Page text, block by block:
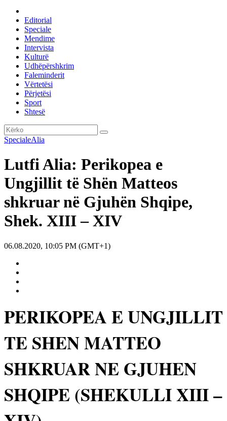
Editorial
Speciale
Mendime
Intervista
Kulturë
Udhëpërshkrim
Faleminderit
Vërtetësi
Përjetësi
Sport
Shtesë
SpecialeAlia
Lutfi Alia: Perikopea e
Ungjillit të Shën Matteos
shkruar në Gjuhën Shqipe,
Shek. XIII – XIV
06.08.2020, 10:05 PM (GMT+1)
PERIKOPEA E UNGJILLIT
TE SHEN MATTEO
SHKRUAR NE GJUHEN
SHQIPE (SHEKULLI XIII –